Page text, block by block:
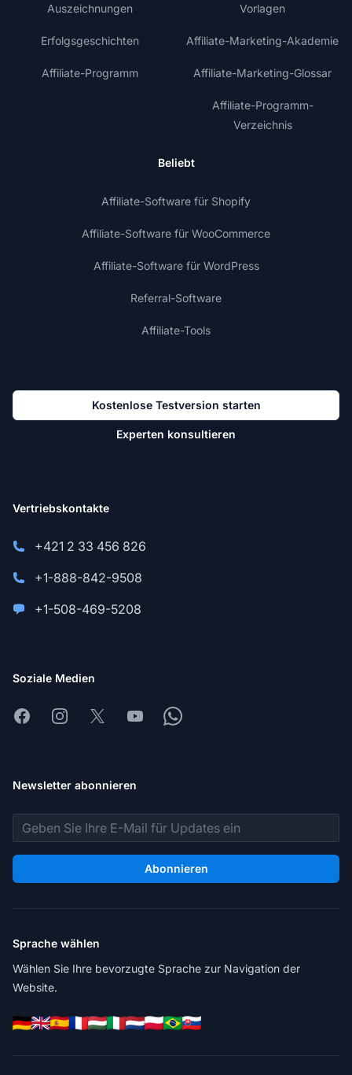
Auszeichnungen
Erfolgsgeschichten
Affiliate-Programm
Vorlagen
Affiliate-Marketing-Akademie
Affiliate-Marketing-Glossar
Affiliate-Programm-
Verzeichnis
Beliebt
Affiliate-Software für Shopify
Affiliate-Software für WooCommerce
Affiliate-Software für WordPress
Referral-Software
Affiliate-Tools
Kostenlose Testversion starten
Experten konsultieren
Vertriebskontakte
+421 2 33 456 826
+1-888-842-9508
+1-508-469-5208
Soziale Medien
FacebookInstagram
X YoutubeWhatsapp
Newsletter abonnieren
E-Mail-Adresse
Abonnieren
Sprache wählen
Wählen Sie Ihre bevorzugte Sprache zur Navigation der
Website.